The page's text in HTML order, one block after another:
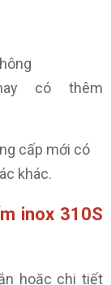
có thêm
cấp mới có
khác.
inox 310S
hoặc chi tiết